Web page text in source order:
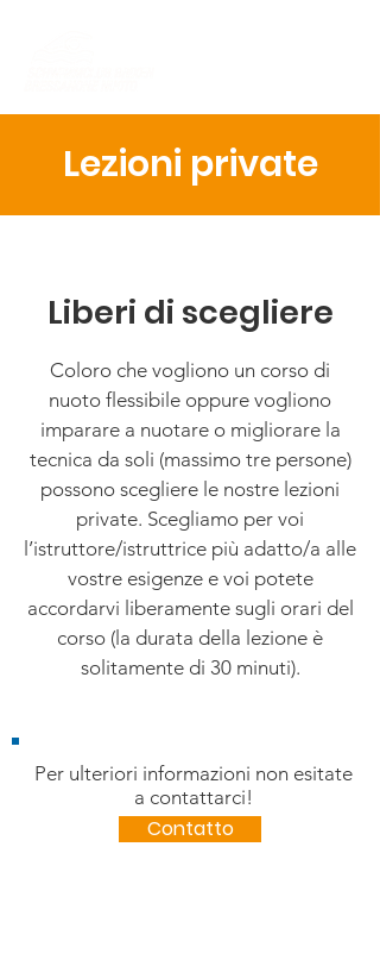
Lezioni private
Liberi di scegliere
Coloro che vogliono un corso di
nuoto flessibile oppure vogliono
imparare a nuotare o migliorare la
tecnica da soli (massimo tre persone)
possono scegliere le nostre lezioni
private. Scegliamo per voi
l’istruttore/istruttrice più adatto/a alle
vostre esigenze e voi potete
accordarvi liberamente sugli orari del
corso (la durata della lezione è
solitamente di 30 minuti).
Per ulteriori informazioni non esitate
a contattarci!
Contatto